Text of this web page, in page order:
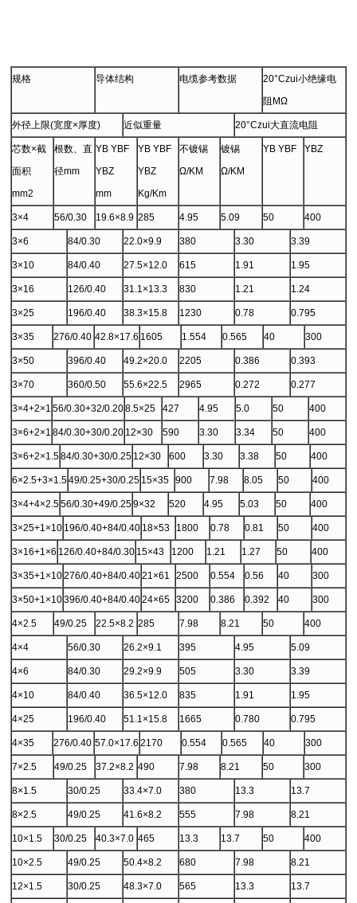
规格 导体结构 电缆参考数据
20°Czui小绝缘电
阻MΩ
外径上限(宽度×厚度) 近似重量 20°Czui大直流电阻
芯数×截
面积
mm2
根数、直
径mm
YB YBF
YBZ
mm
YB YBF
YBZ
Kg/Km
不镀锡
Ω/KM
镀锡
Ω/KM
YB YBF YBZ
3×4 56/0.30 19.6×8.9 285 4.95 5.09 50 400
3×6 84/0.30 22.0×9.9 380 3.30 3.39
3×10 84/0.40 27.5×12.0 615 1.91 1.95
3×16 126/0.40 31.1×13.3 830 1.21 1.24
3×25 196/0.40 38.3×15.8 1230 0.78 0.795
3×35 276/0.40 42.8×17.6 1605 1.554 0.565 40 300
3×50 396/0.40 49.2×20.0 2205 0.386 0.393
3×70 360/0.50 55.6×22.5 2965 0.272 0.277
3×4+2×1 56/0.30+32/0.208.5×25 427 4.95 5.0 50 400
3×6+2×1 84/0.30+30/0.20 12×30 590 3.30 3.34 50 400
3×6+2×1.584/0.30+30/0.25 12×30 600 3.30 3.38 50 400
6×2.5+3×1.549/0.25+30/0.25 15×35 900 7.98 8.05 50 400
3×4+4×2.556/0.30+49/0.259×32 520 4.95 5.03 50 400
3×25+1×10 196/0.40+84/0.40 18×53 1800 0.78 0.81 50 400
3×16+1×6 126/0.40+84/0.30 15×43 1200 1.21 1.27 50 400
3×35+1×10276/0.40+84/0.4021×61 2500 0.554 0.56 40 300
3×50+1×10396/0.40+84/0.4024×65 3200 0.386 0.392 40 300
4×2.5 49/0.25 22.5×8.2 285 7.98 8.21 50 400
4×4 56/0.30 26.2×9.1 395 4.95 5.09
4×6 84/0.30 29.2×9.9 505 3.30 3.39
4×10 84/0.40 36.5×12.0 835 1.91 1.95
4×25 196/0.40 51.1×15.8 1665 0.780 0.795
4×35 276/0.40 57.0×17.6 2170 0.554 0.565 40 300
7×2.5 49/0.25 37.2×8.2 490 7.98 8.21 50 300
8×1.5 30/0.25 33.4×7.0 380 13.3 13.7
8×2.5 49/0.25 41.6×8.2 555 7.98 8.21
10×1.5 30/0.25 40.3×7.0 465 13.3 13.7 50 400
10×2.5 49/0.25 50.4×8.2 680 7.98 8.21
12×1.5 30/0.25 48.3×7.0 565 13.3 13.7